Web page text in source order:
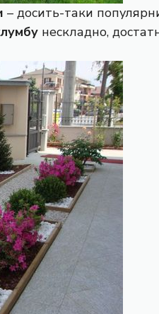
– досить-таки
нескладно,